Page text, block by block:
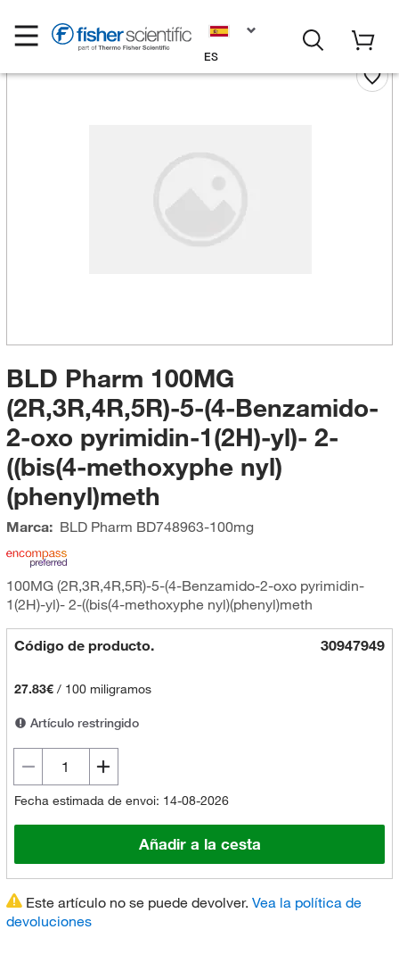
ES
BLD Pharm 100MG
(2R,3R,4R,5R)-5-(4-Benzamido-
2-oxo pyrimidin-1(2H)-yl)- 2-
((bis(4-methoxyphe nyl)
(phenyl)meth
Marca: BLD Pharm BD748963-100mg
100MG (2R,3R,4R,5R)-5-(4-Benzamido-2-oxo pyrimidin-
1(2H)-yl)- 2-((bis(4-methoxyphe nyl)(phenyl)meth
Código de producto. 30947949
27.83€/ 100 miligramos
Artículo restringido
Fecha estimada de envoi: 14-08-2026
Añadir a la cesta
Este artículo no se puede devolver. Vea la política de
devoluciones